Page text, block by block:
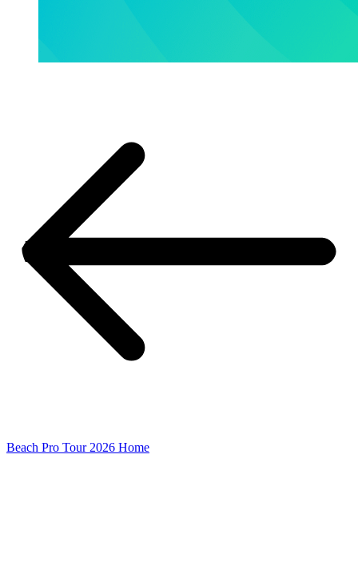
Beach Pro Tour 2026 Home